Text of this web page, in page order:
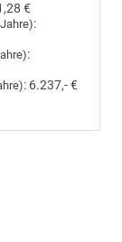
€
:
:
: 6.237,- €